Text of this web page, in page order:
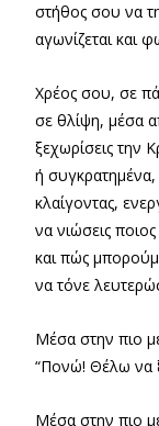
στήθος σου να
αγωνίζεται και
Χρέος σου, σε
σε θλίψη, μέσα
ξεχωρίσεις την
ή
κλαίγοντας,
να νιώσεις
και πώς
να τόνε
Μέσα στην πιο
“Πονώ! Θέλω να
Μέσα στην πιο